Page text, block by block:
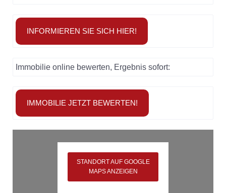
INFORMIEREN SIE SICH HIER!
Immobilie online bewerten, Ergebnis sofort:
IMMOBILIE JETZT BEWERTEN!
STANDORT AUF GOOGLE
MAPS ANZEIGEN